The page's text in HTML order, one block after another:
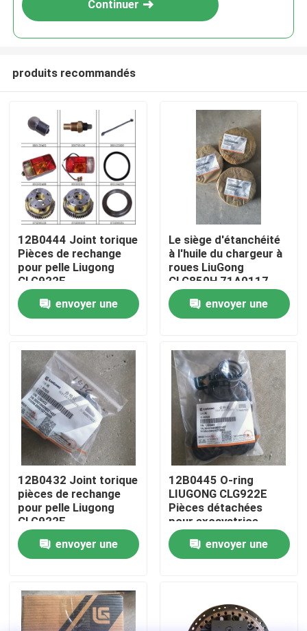
Aperçu
Produits
A propos de nous
Visite d'usine
Contrôle de la qualité
Contact
nouvelles
Demande de soumission
Pièces de rechange Cummins
Continuer
produits recommandés
12B0444 Joint torique
Pièces de rechange
pour pelle Liugong
CLG922E
envoyer une
Le siège d'étanchéité
à l'huile du chargeur à
roues LiuGong
CLG850H 71A0117
envoyer une
12B0432 Joint torique
pièces de rechange
pour pelle Liugong
CLG922E
envoyer une
12B0445 O-ring
LIUGONG CLG922E
Pièces détachées
pour excavatrice
envoyer une